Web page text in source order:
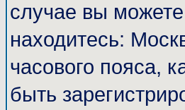
случае вы
находитесь:
часового пояса,
быть